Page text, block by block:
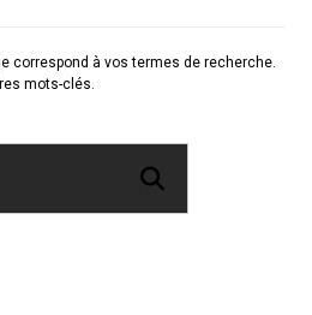
correspond à vos termes de recherche.
mots-clés.